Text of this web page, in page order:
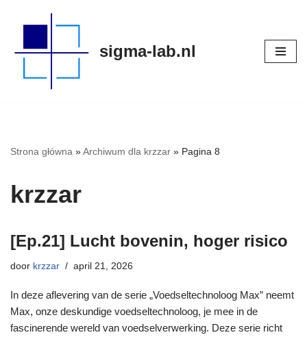
naar
sigma-lab.nl
Strona główna »Archiwum dla krzzar » Pagina 8
krzzar
[Ep.21] Lucht bovenin, hoger risico
door krzzar april 21, 2026
In deze aflevering van de serie „Voedseltechnoloog Max” neemt
Max, onze deskundige voedseltechnoloog, je mee in de
fascinerende wereld van voedselverwerking. Deze serie richt